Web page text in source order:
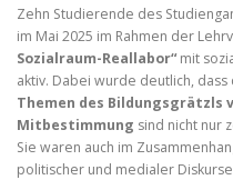
Zehn Studierende des
im Mai 2025 im Rahmen der
Sozialraum-Reallabor“mit
aktiv. Dabei wurde deutlich, dass
Themen des Bildungsgrätzls
Mitbestimmung sind nicht nur
Sie waren auch im
politischer und medialer